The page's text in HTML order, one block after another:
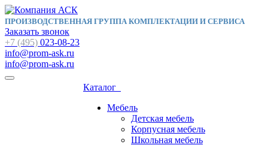
ПРОИЗВОДСТВЕННАЯ ГРУППА КОМПЛЕКТАЦИИ И СЕРВИСА
Заказать звонок
+7 (495) 023-08-23
info@prom-ask.ru
info@prom-ask.ru
Каталог
Мебель
Детская мебель
Корпусная мебель
Школьная мебель